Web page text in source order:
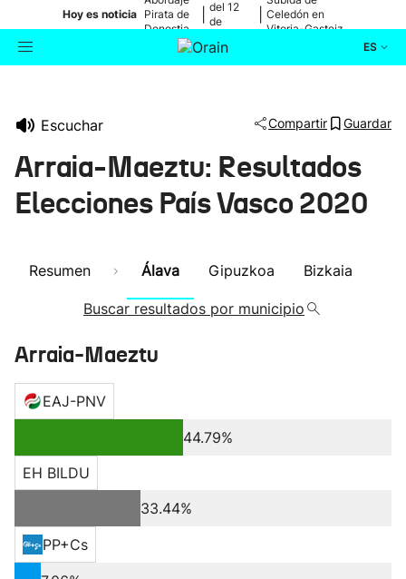
Hoy es noticia Pirata de
Donostia
del 12
de
Celedón en
Vitoria-Gasteiz
ES
Cultura
Escuchar Compartir Guardar
Arraia-Maeztu: Resultados
Elecciones País Vasco 2020
Resumen Álava Gipuzkoa Bizkaia
Buscar resultados por municipio
Arraia-Maeztu
EAJ-PNV
44.79%
EH BILDU
33.44%
PP+Cs